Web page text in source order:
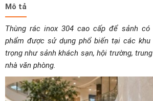
tàn
số
lượng
Mô tả
Thùng rác inox 304 cao cấp để sảnh
phẩm được sử dụng phổ biến tại các
trọng như sảnh khách sạn, hội trường,
nhà văn phòng.